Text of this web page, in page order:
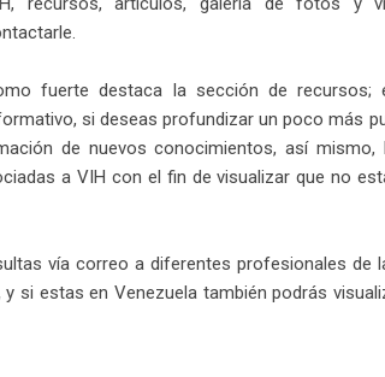
fuerte destaca la sección de recursos;
si deseas profundizar un poco más
de nuevos conocimientos, así
a VIH con el fin de visualizar que no
vía correo a diferentes profesionales de
si estas en Venezuela también podrás